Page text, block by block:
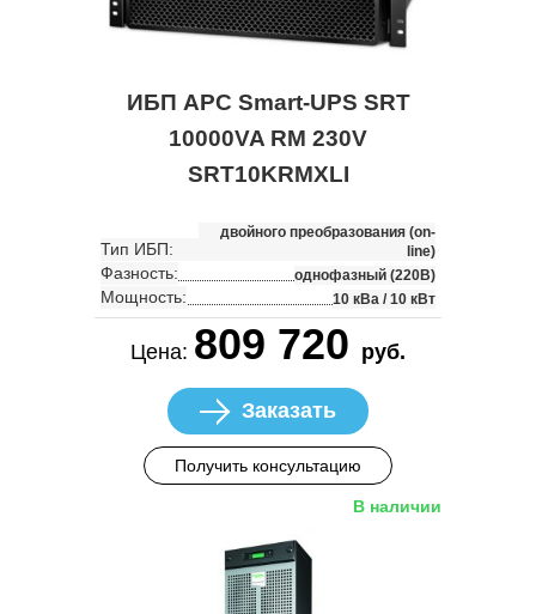
ИБП APC Smart-UPS SRT
10000VA RM 230V
SRT10KRMXLI
Тип ИБП:
двойного преобразования (on-
line)
Фазность: однофазный (220В)
Мощность: 10 кВа / 10 кВт
Цена: 809 720 руб.
Заказать
Получить консультацию
В наличии